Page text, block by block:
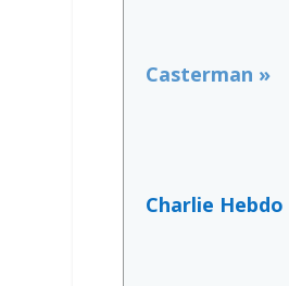
Casterman »
Charlie Hebdo